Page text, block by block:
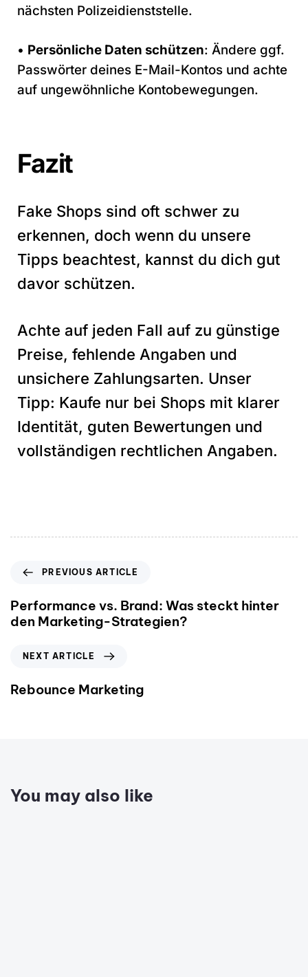
nächsten Polizeidienststelle.
• Persönliche Daten schützen: Ändere ggf.
Passwörter deines E-Mail-Kontos und achte
auf ungewöhnliche Kontobewegungen.
Fazit
Fake Shops sind oft schwer zu
erkennen, doch wenn du unsere
Tipps beachtest, kannst du dich gut
davor schützen.
Achte auf jeden Fall auf zu günstige
Preise, fehlende Angaben und
unsichere Zahlungsarten. Unser
Tipp: Kaufe nur bei Shops mit klarer
Identität, guten Bewertungen und
vollständigen rechtlichen Angaben.
PREVIOUS ARTICLE
Performance vs. Brand: Was steckt hinter
den Marketing-Strategien?
NEXT ARTICLE
Rebounce Marketing
You may also like